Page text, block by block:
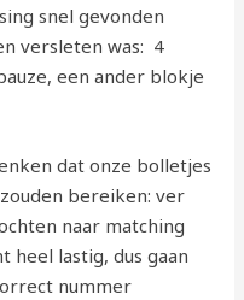
snel gevonden
versleten was: 4
een ander blokje
dat onze bolletjes
bereiken: ver
naar matching
heel lastig, dus gaan
nummer